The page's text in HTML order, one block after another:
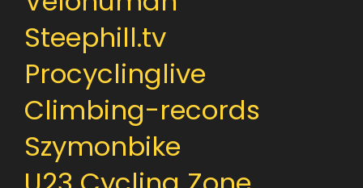
Steephill.tv
Procyclinglive
Climbing-records
Szymonbike